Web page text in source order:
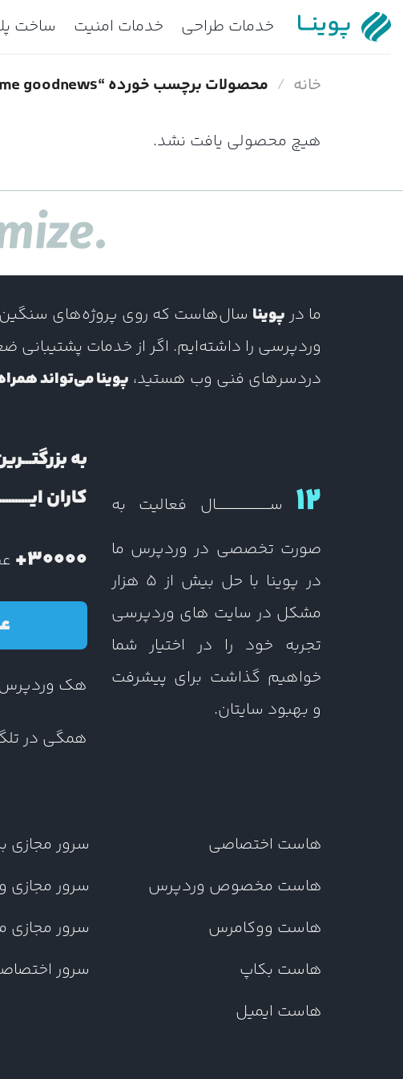
Skip
خدمات طراحی خدمات امنیت ساخت
خانه / محصولات برچسب خورده “theme goodnews”
هیچ محصولی یافت نشد.
ما درپوینا سال‌هاست که روی پروژه‌های سنگین
وردپرسی را داشته‌ایم. اگر از خدمات
دردسرهای فنی وب هستید، پوینا می‌تواند
12 ســــــــــــــــــــــال فعالیت به
صورت تخصصی در وردپرس ما
در پوینا با حل بیش از 5 هزار
مشکل در سایت های وردپرسی
تجربه خود را در اختیار شما
خواهیم گذاشت برای پیشرفت
و بهبود سایتان.
به
کاران
30000+
هک
همگی در
هاست اختصاصی
هاست مخصوص وردپرس
هاست ووکامرس
هاست بکاپ
هاست ایمیل
سرور مجازی
سرور مجازی
سرور
سرور